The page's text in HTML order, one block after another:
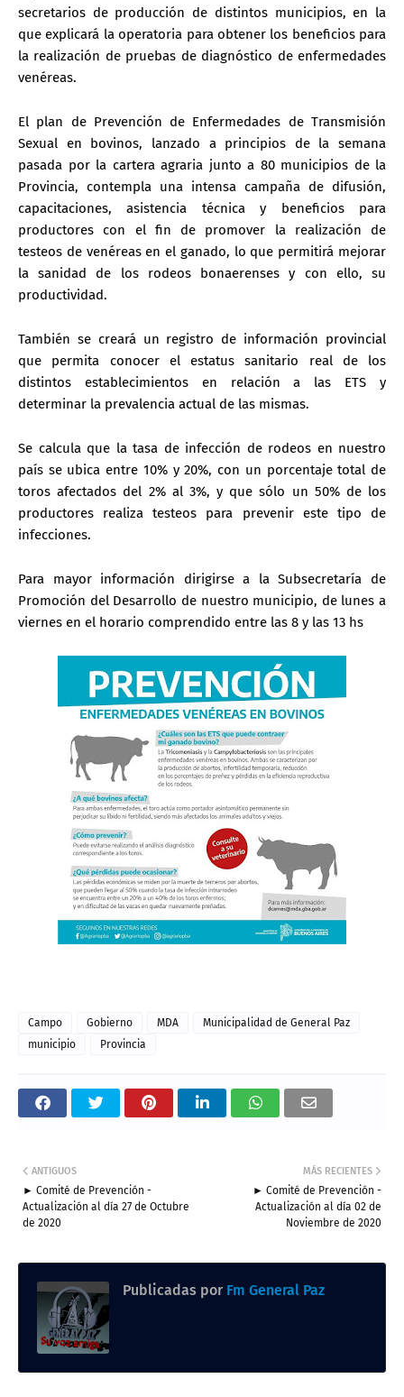
secretarios de producción de distintos municipios, en la
que explicará la operatoria para obtener los beneficios para
la realización de pruebas de diagnóstico de enfermedades
venéreas.
El plan de Prevención de Enfermedades de Transmisión
Sexual en bovinos, lanzado a principios de la semana
pasada por la cartera agraria junto a 80 municipios de la
Provincia, contempla una intensa campaña de difusión,
capacitaciones, asistencia técnica y beneficios para
productores con el fin de promover la realización de
testeos de venéreas en el ganado, lo que permitirá mejorar
la sanidad de los rodeos bonaerenses y con ello, su
productividad.
También se creará un registro de información provincial
que permita conocer el estatus sanitario real de los
distintos establecimientos en relación a las ETS y
determinar la prevalencia actual de las mismas.
Se calcula que la tasa de infección de rodeos en nuestro
país se ubica entre 10% y 20%, con un porcentaje total de
toros afectados del 2% al 3%, y que sólo un 50% de los
productores realiza testeos para prevenir este tipo de
infecciones.
Para mayor información dirigirse a la Subsecretaría de
Promoción del Desarrollo de nuestro municipio, de lunes a
viernes en el horario comprendido entre las 8 y las 13 hs
Campo Gobierno MDA
Municipalidad de General Paz
municipio
Provincia
MÁS RECIENTES
► Comité de Prevención -
Actualización al día 02 de
Noviembre de 2020
ANTIGUOS
► Comité de Prevención -
Actualización al día 27 de Octubre
de 2020
Publicadas por Fm General Paz